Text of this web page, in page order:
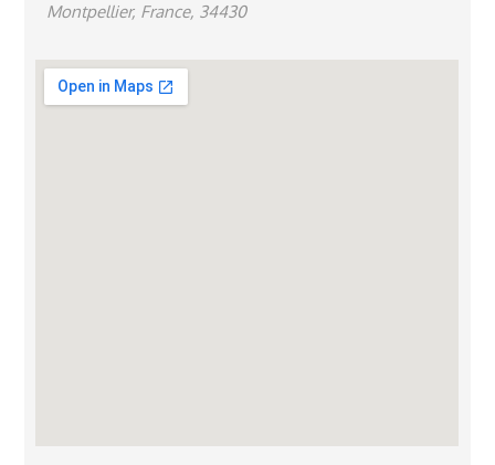
Montpellier, France, 34430